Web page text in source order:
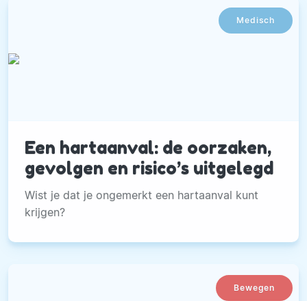
Medisch
Een hartaanval: de oorzaken,
gevolgen en risico’s uitgelegd
Wist je dat je ongemerkt een hartaanval kunt
krijgen?
Bewegen